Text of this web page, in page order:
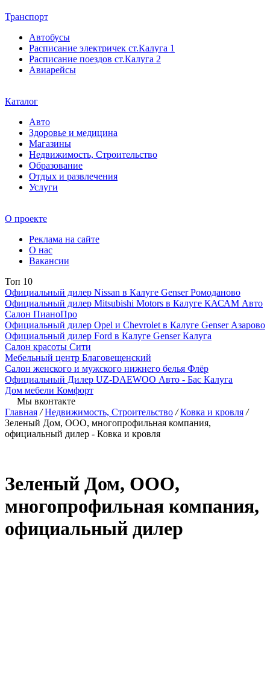
Транспорт
Автобусы
Расписание электричек ст.Калуга 1
Расписание поездов ст.Калуга 2
Авиарейсы
Каталог
Авто
Здоровье и медицина
Магазины
Недвижимость, Строительство
Образование
Отдых и развлечения
Услуги
О проекте
Реклама на сайте
О нас
Вакансии
Топ 10
Официальный дилер Nissan в Калуге Genser Ромоданово
Официальный дилер Mitsubishi Motors в Калуге КАСАМ Авто
Салон ПианоПро
Официальный дилер Opel и Chevrolet в Калуге Genser Азарово
Официальный дилер Ford в Калуге Genser Калуга
Салон красоты Сити
Мебельный центр Благовещенский
Салон женского и мужского нижнего белья Флёр
Официальный Дилер UZ-DAEWOO Авто - Бас Калуга
Дом мебели Комфорт
Мы вконтакте
Главная /Недвижимость, Строительство /Ковка и кровля /
Зеленый Дом, ООО, многопрофильная компания,
официальный дилер - Ковка и кровля
Зеленый Дом, ООО,
многопрофильная компания,
официальный дилер